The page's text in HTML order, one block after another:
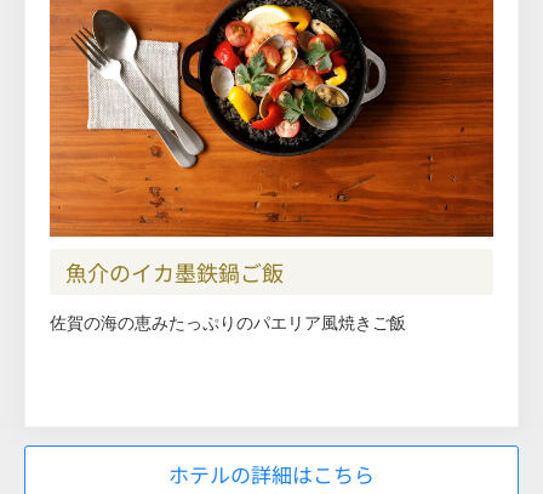
魚介のイカ墨鉄鍋ご飯
佐賀の海の恵みたっぷりのパエリア風焼きご飯
ホテルの詳細はこちら